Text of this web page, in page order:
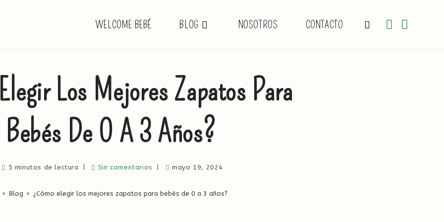
WELCOME BEBÉ BLOG NOSOTROS CONTACTO ALTERNAR
Los Mejores Zapatos Para
Bebés De 0 A 3 Años?
5 minutos de lectura Sin comentarios mayo 19, 2024
> Blog > ¿Cómo elegir los mejores zapatos para bebés de 0 a 3 años?